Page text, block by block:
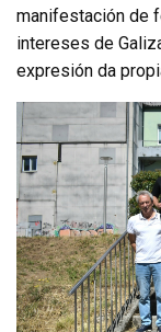
manifestación de
intereses de
expresión da